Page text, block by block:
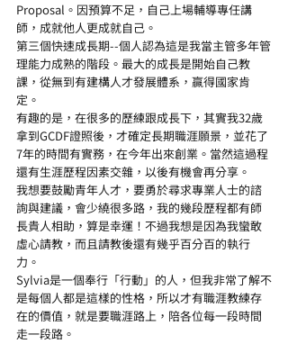
Proposal。因預算不足，自己上場輔導專任講
師，成就他人更成就自己。
第三個快速成長期--個人認為這是我當主管多年管
理能力成熟的階段。最大的成長是開始自己教
課，從無到有建構人才發展體系，贏得國家肯
定。
有趣的是，在很多的歷練跟成長下，其實我32歲
拿到GCDF證照後，才確定長期職涯願景，並花了
7年的時間有實務，在今年出來創業。當然這過程
還有生涯歷程因素交雜，以後有機會再分享。
我想要鼓勵青年人才，要勇於尋求專業人士的諮
詢與建議，會少繞很多路，我的幾段歷程都有師
長貴人相助，算是幸運！不過我想是因為我蠻敢
虛心請教，而且請教後還有幾乎百分百的執行
力。
Sylvia是一個奉行「行動」的人，但我非常了解不
是每個人都是這樣的性格，所以才有職涯教練存
在的價值，就是要職涯路上，陪各位每一段時間
走一段路。